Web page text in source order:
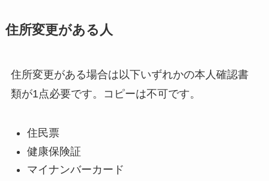
住所変更がある人
住所変更がある場合は以下いずれかの本人確認書
類が1点必要です。コピーは不可です。
住民票
健康保険証
マイナンバーカード